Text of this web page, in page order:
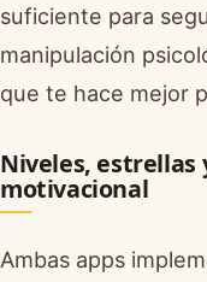
suficiente para
manipulación
que te hace mejor
Niveles, estrellas
motivacional
Ambas apps